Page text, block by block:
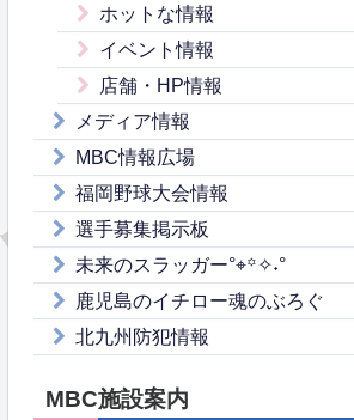
ホットな情報
イベント情報
店舗・HP情報
メディア情報
MBC情報広場
福岡野球大会情報
選手募集掲示板
未来のスラッガー°⌖꙳✧˖°
鹿児島のイチロー魂のぶろぐ
北九州防犯情報
MBC施設案内